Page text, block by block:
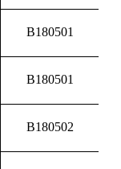
B180501
B180501
B180502